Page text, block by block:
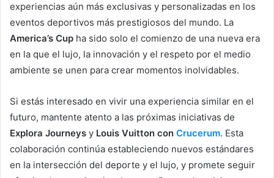
experiencias aún más exclusivas y personalizadas en los
eventos deportivos más prestigiosos del mundo. La
America’s Cup ha sido solo el comienzo de una nueva era
en la que el lujo, la innovación y el respeto por el medio
ambiente se unen para crear momentos inolvidables.
Si estás interesado en vivir una experiencia similar en el
futuro, mantente atento a las próximas iniciativas de
Explora Journeys y Louis Vuitton con Crucerum. Esta
colaboración continúa estableciendo nuevos estándares
en la intersección del deporte y el lujo, y promete seguir